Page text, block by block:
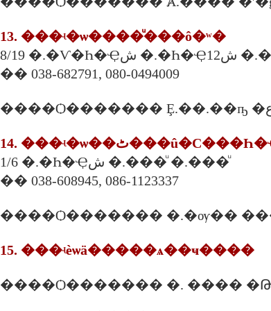
13. ���ʵ�ѡ����ͧ���ô�ʷ�
�� 038-682791, 080-0494009
1/6 �.�Һ�Ҿش �.���ͧ �.���ͧ
�� 038-608945, 086-1123337
����Ѻ������� �.�ѹ��
15. ���ʵèѡä�����ѧ��ҹ����
����Ѻ������� �. ����